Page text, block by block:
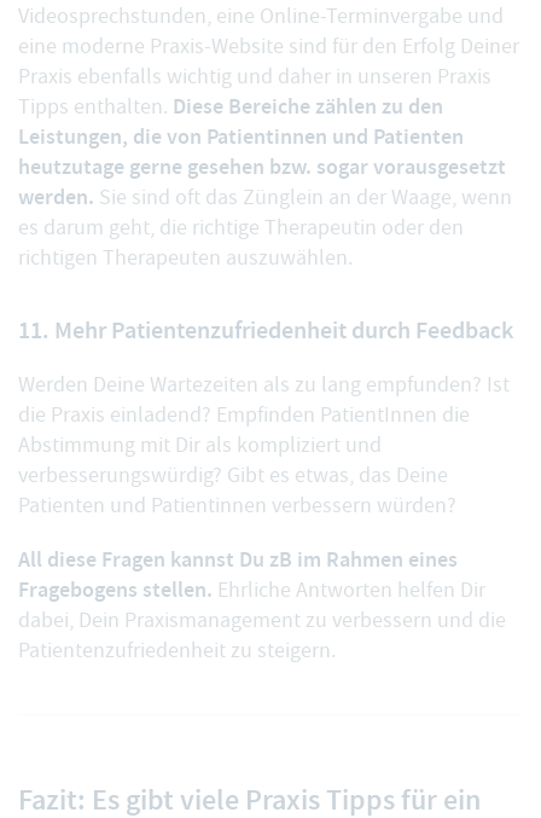
Videosprechstunden, eine Online-Terminvergabe und
eine moderne Praxis-Website sind für den Erfolg Deiner
Praxis ebenfalls wichtig und daher in unseren Praxis
Tipps enthalten. Diese Bereiche zählen zu den
Leistungen, die von Patientinnen und Patienten
heutzutage gerne gesehen bzw. sogar vorausgesetzt
werden. Sie sind oft das Zünglein an der Waage, wenn
es darum geht, die richtige Therapeutin oder den
richtigen Therapeuten auszuwählen.
11. Mehr Patientenzufriedenheit durch Feedback
Werden Deine Wartezeiten als zu lang empfunden? Ist
die Praxis einladend? Empfinden PatientInnen die
Abstimmung mit Dir als kompliziert und
verbesserungswürdig? Gibt es etwas, das Deine
Patienten und Patientinnen verbessern würden?
All diese Fragen kannst Du zB im Rahmen eines
Fragebogens stellen. Ehrliche Antworten helfen Dir
dabei, Dein Praxismanagement zu verbessern und die
Patientenzufriedenheit zu steigern.
Fazit: Es gibt viele Praxis Tipps für ein